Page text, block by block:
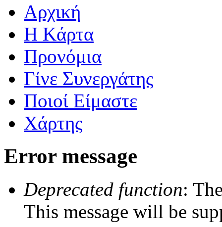
Αρχική
Η Kάρτα
Προνόμια
Γίνε Συνεργάτης
Ποιοί Είμαστε
Χάρτης
Error message
Deprecated function:
This message will be